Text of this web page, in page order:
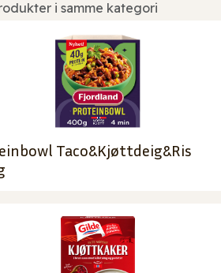
i samme kategori
Taco&Kjøttdeig&Ris